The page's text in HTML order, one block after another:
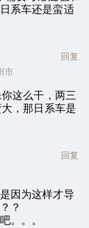
系车还是蛮适
市
回复
这么干，两三
，那日系车是
回复
因为这样才导
？
。。。